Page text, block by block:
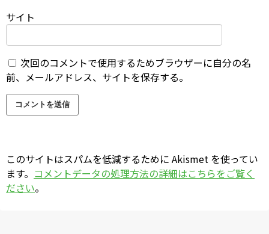
サイト
次回のコメントで使用するためブラウザーに自分の名
前、メールアドレス、サイトを保存する。
このサイトはスパムを低減するために Akismet を使ってい
ます。 コメントデータの処理方法の詳細はこちらをご覧く
ださい。